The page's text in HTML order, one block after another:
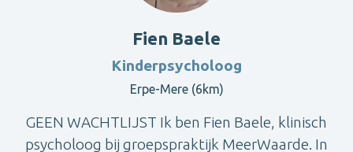
Fien Baele
Kinderpsycholoog
Erpe-Mere (6km)
GEEN WACHTLIJST Ik ben Fien Baele, klinisch
psycholoog bij groepspraktijk MeerWaarde. In